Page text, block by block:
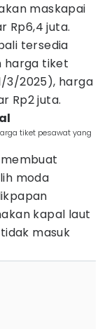
maskapai
Rp6,4 juta.
tersedia
harga tiket
3/2025), harga
Rp2 juta.
tiket pesawat yang
moda
kapal laut
masuk